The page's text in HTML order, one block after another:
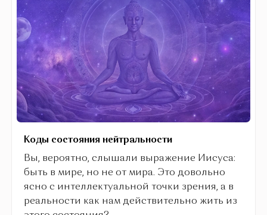
Коды состояния нейтральности
Вы, вероятно, слышали выражение Иисуса:
быть в мире, но не от мира. Это довольно
ясно с интеллектуальной точки зрения, а в
реальности как нам действительно жить из